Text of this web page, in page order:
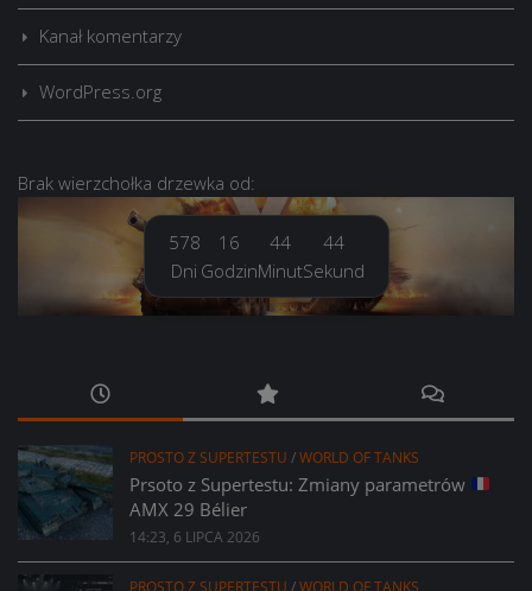
Kanał komentarzy
WordPress.org
Brak wierzchołka drzewka od:
578
Dni
16
Godzin
44
Minut
45
Sekund
PROSTO Z SUPERTESTU /WORLD OF TANKS
Prsoto z Supertestu: Zmiany parametrów
AMX 29 Bélier
14:23, 6 LIPCA 2026
PROSTO Z SUPERTESTU /WORLD OF TANKS